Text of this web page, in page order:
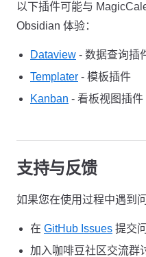
以下插件可能与
Obsidian 体验：
Dataview - 数据查询插
Templater - 模板插件
Kanban - 看板视图插件
支持与反馈
如果您在使用过程中遇到
在 GitHub Issues 提交
加入咖啡豆社区交流群